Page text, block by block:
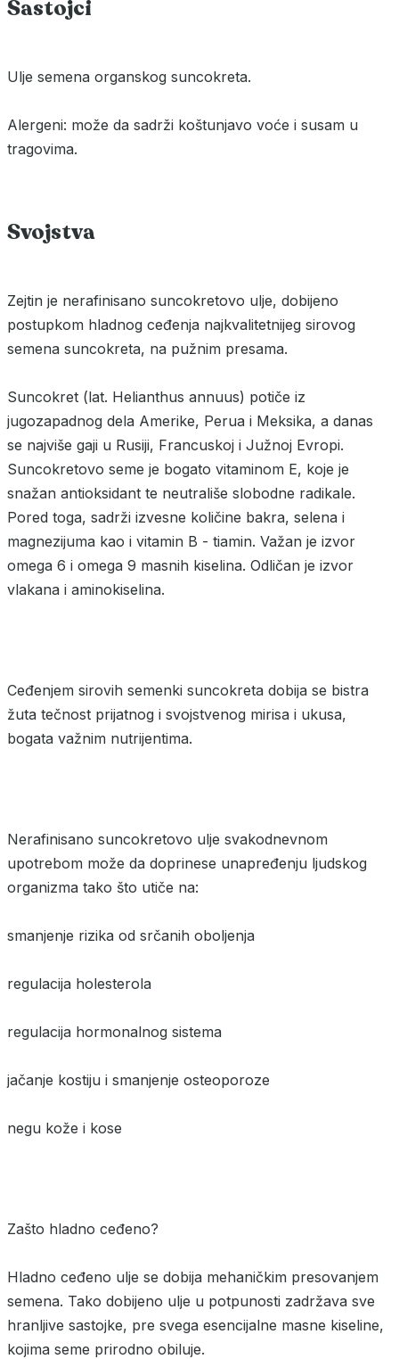
Sastojci
Ulje semena organskog suncokreta.
Alergeni: može da sadrži koštunjavo voće i susam u
tragovima.
Svojstva
Zejtin je nerafinisano suncokretovo ulje, dobijeno
postupkom hladnog ceđenja najkvalitetnijeg sirovog
semena suncokreta, na pužnim presama.
Suncokret (lat. Helianthus annuus) potiče iz
jugozapadnog dela Amerike, Perua i Meksika, a danas
se najviše gaji u Rusiji, Francuskoj i Južnoj Evropi.
Suncokretovo seme je bogato vitaminom E, koje je
snažan antioksidant te neutrališe slobodne radikale.
Pored toga, sadrži izvesne količine bakra, selena i
magnezijuma kao i vitamin B - tiamin. Važan je izvor
omega 6 i omega 9 masnih kiselina. Odličan je izvor
vlakana i aminokiselina.
Ceđenjem sirovih semenki suncokreta dobija se bistra
žuta tečnost prijatnog i svojstvenog mirisa i ukusa,
bogata važnim nutrijentima.
Nerafinisano suncokretovo ulje svakodnevnom
upotrebom može da doprinese unapređenju ljudskog
organizma tako što utiče na:
smanjenje rizika od srčanih oboljenja
regulacija holesterola
regulacija hormonalnog sistema
jačanje kostiju i smanjenje osteoporoze
negu kože i kose
Zašto hladno ceđeno?
Hladno ceđeno ulje se dobija mehaničkim presovanjem
semena. Tako dobijeno ulje u potpunosti zadržava sve
hranljive sastojke, pre svega esencijalne masne kiseline,
kojima seme prirodno obiluje.